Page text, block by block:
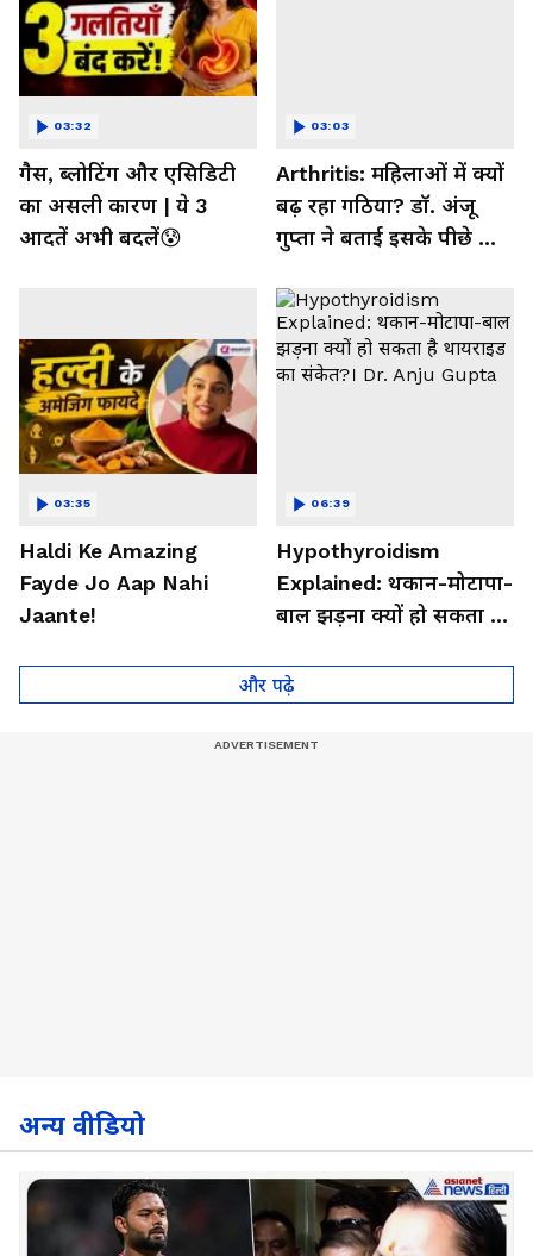
गैस, ब्लोटिंग और एसिडिटी
का असली कारण | ये 3
आदतें अभी बदलें😰
03:32
Arthritis: महिलाओं में क्यों
बढ़ रहा गठिया? डॉ. अंजू
गुप्ता ने बताई इसके पीछे की
03:03
Haldi Ke Amazing
Fayde Jo Aap Nahi
Jaante!
03:35
Hypothyroidism
Explained: थकान-मोटापा-
बाल झड़ना क्यों हो सकता है
Anju Gupta
06:39
और पढ़े
अन्य वीडियो